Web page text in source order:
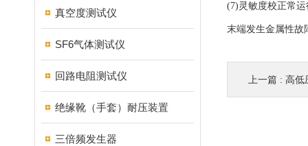
真空度测试仪
SF6气体测试仪
回路电阻测试仪
绝缘靴（手套）耐压装置
三倍频发生器
(7)灵敏度校正常
末端发生金属性故
上一篇 : 高低